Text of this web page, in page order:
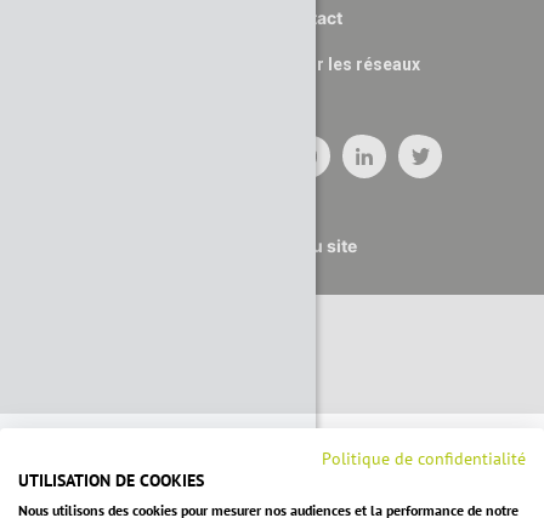
Contact
Suivez nous sur les réseaux
Plan du site
Politique de confidentialité
UTILISATION DE COOKIES
Nous utilisons des cookies pour mesurer nos audiences et la performance de notre